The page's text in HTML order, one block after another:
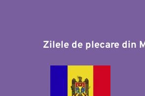
Zilele de plecare din